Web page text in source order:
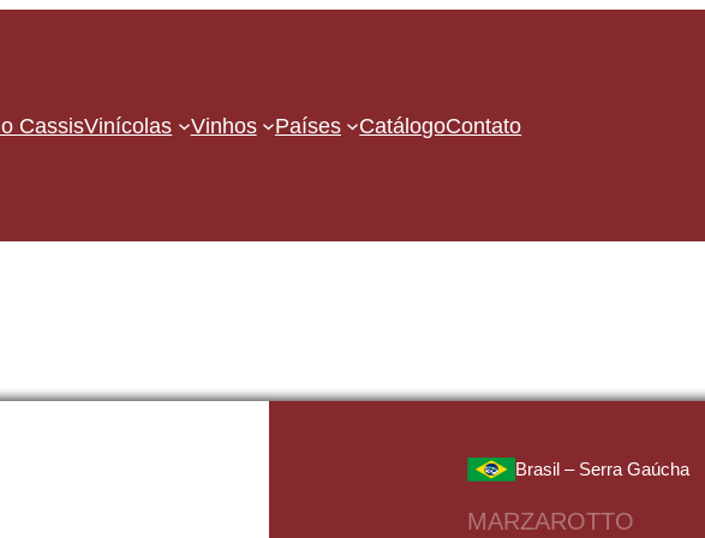
CassisVinícolas Vinhos Países CatálogoContato
Brasil – Serra Gaúcha
MARZAROTTO